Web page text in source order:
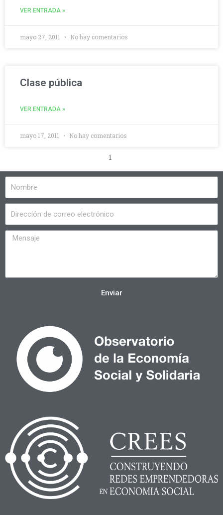
VER ENTRADA »
mayo 27, 2011 No hay comentarios
Clase pública
VER ENTRADA »
mayo 17, 2011 No hay comentarios
1
Enviar